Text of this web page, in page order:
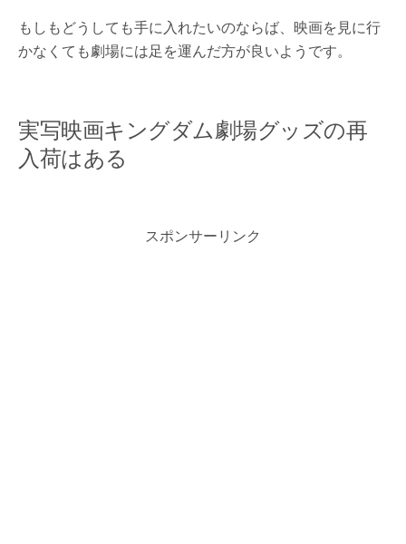
もしもどうしても手に入れたいのならば、映画を見に行
かなくても劇場には足を運んだ方が良いようです。
実写映画キングダム劇場グッズの再
入荷はある
スポンサーリンク